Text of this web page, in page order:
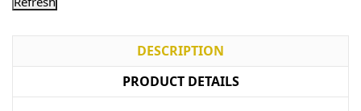
DESCRIPTION
PRODUCT DETAILS